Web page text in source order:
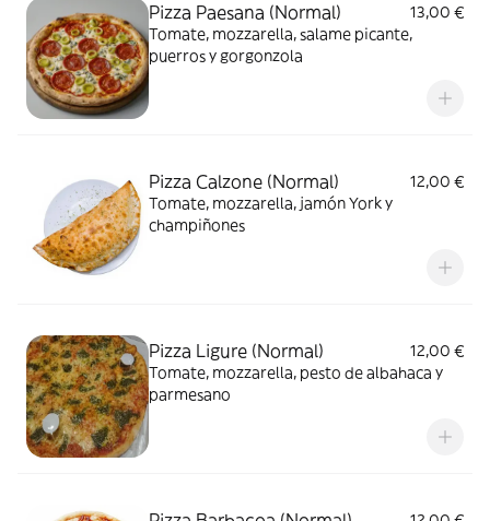
Pizza Paesana (Normal)
13,00 €
Tomate, mozzarella, salame picante,
puerros y gorgonzola
Pizza Calzone (Normal)
12,00 €
Tomate, mozzarella, jamón York y
champiñones
Pizza Ligure (Normal)
12,00 €
Tomate, mozzarella, pesto de albahaca y
parmesano